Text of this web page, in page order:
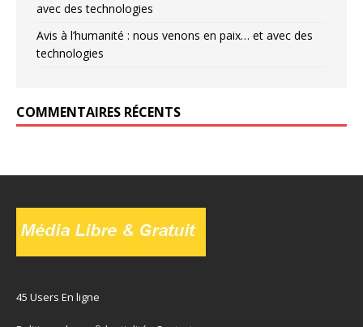
avec des technologies
Avis à l’humanité : nous venons en paix… et avec des
technologies
COMMENTAIRES RÉCENTS
45 Users En ligne